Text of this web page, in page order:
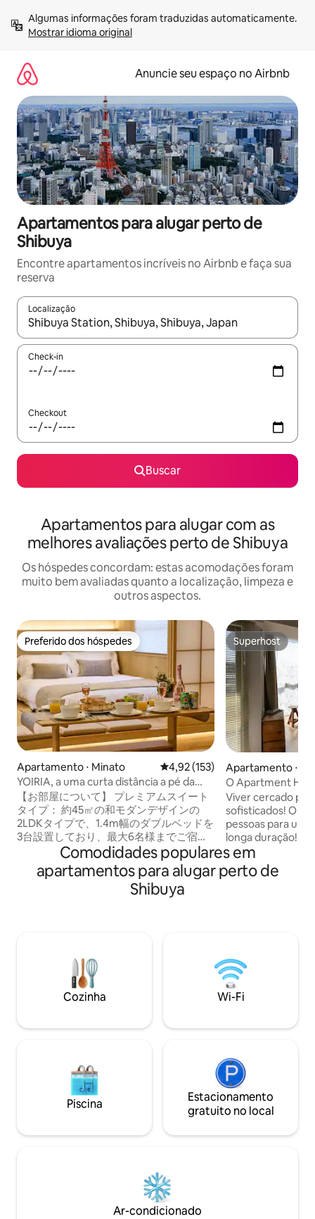
para
Mostrar idioma original
Anuncie seu espaço no Airbnb
Apartamentos para alugar perto de
Shibuya
Encontre apartamentos incríveis no Airbnb e faça sua
reserva
Localização
Quando os resultados estiverem disponíveis, explore-os
Check-in
Checkout
Buscar
Apartamentos para alugar com as
melhores avaliações perto de Shibuya
Os hóspedes concordam: estas acomodações foram
muito bem avaliadas quanto a localização, limpeza e
outros aspectos.
Preferido dos hóspedes
Preferido dos hóspedes
Apartamento ⋅ Minato 4,92 de uma avaliação média de
4,92 (153)
YOIRIA, a uma curta distância a pé da
Torre de Tóquio, com acesso a 4 linhas
de trem, perto da estação, com conexão
direta para os dois aeroportos e para
todos os pontos turísticos, 2 quartos,
para no máximo 6...
【お部屋について】 プレミアムスイート
タイプ： 約45㎡の和モダンデザインの
2LDKタイプで、1.4m幅のダブルベッドを
3台設置しており、最大6名様までご宿泊
いただけます。 建物にはエレベーターが
あり、各フロア1室のみのため、プライベ
ート性の高い空間です。 同じ建物内に同
一タイプのお部屋が複数ございます。ご
スーパーマーケットまでは徒歩約1分で、
滞在中のお買い物にも便利です。 【 間取
り・ベッド】 お部屋は約45㎡の2LDKタ
イプです。 * ベッドルームA：1.4m幅のダ
のダブルベッド2台 * 最大宿泊人数：6名
立した寝室として利用することもできま
インでのセルフチェックインを採用して
おり、お部屋のドアは暗証番号式です。
現地での対面手続きは必要ありません。
以下のサービスも承っております。 * 無
キ店がございます。ご希望の場合は事前
にお問い合わせください。 15泊以上ご宿
泊のお客様には、滞在中1回の無料清掃サ
ービスをご提供します。事前予約制で、
Superhost
Superhost
Apartamento ⋅
O Apartment
a pé da Estação
快適な東京滞在を
Viver cercado
sofisticados! O
pessoas para
longa duração!
duração desejada
alguns dias de
até estadias de
direita enquanto
da frente. Há um
frente à entrada
esquerda. A
com um fogão IH
mesa, uma mesa
número de
aqui é de 1 a 4
cama de casal e,
sofá-cama de
chão. Se você
Comodidades populares em
apartamentos para alugar perto de
Shibuya
Cozinha Wi-Fi
Piscina
Estacionamento
gratuito no local
Ar-condicionado